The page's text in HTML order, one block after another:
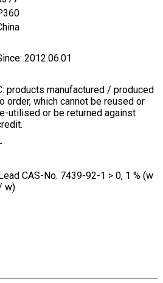
2012.06.01
products manufactured / produced
order, which cannot be reused or
utilised or be returned against
CAS-No. 7439-92-1 > 0, 1 % (w
w)